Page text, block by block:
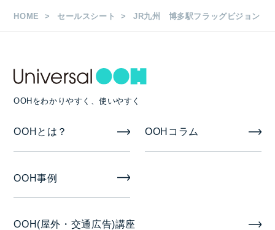
掲出期間
1週間/1ヶ月/1年
掲出開始日
HOME セールスシート JR九州 博多駅フラッグビジョン
OOHをわかりやすく、使いやすく
OOHとは？ OOHコラム
OOH事例
OOH(屋外・交通広告)講座